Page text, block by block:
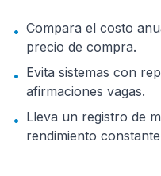
• Compara el costo
precio de compra.
• Evita sistemas con
afirmaciones vagas.
• Lleva un registro de
rendimiento